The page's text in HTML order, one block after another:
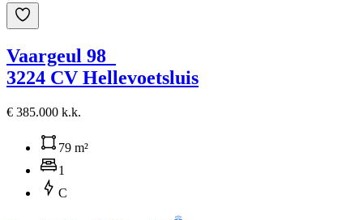
Vaargeul 98
3224 CV Hellevoetsluis
€ 385.000 k.k.
79 m²
1
C